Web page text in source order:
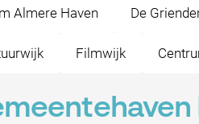
Almere Haven De
Filmwijk